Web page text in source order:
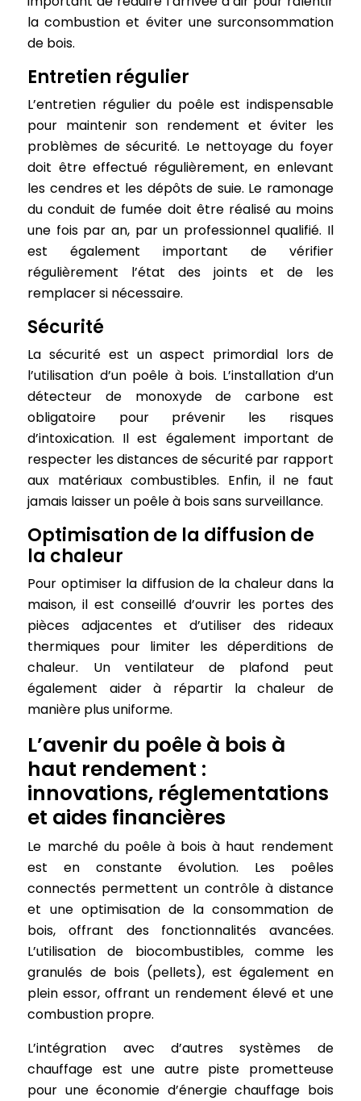
la combustion et éviter une surconsommation
de bois.
Entretien régulier
L’entretien régulier du poêle est indispensable
pour maintenir son rendement et éviter les
problèmes de sécurité. Le nettoyage du foyer
doit être effectué régulièrement, en enlevant
les cendres et les dépôts de suie. Le ramonage
du conduit de fumée doit être réalisé au moins
une fois par an, par un professionnel qualifié. Il
est également important de vérifier
régulièrement l’état des joints et de les
remplacer si nécessaire.
Sécurité
La sécurité est un aspect primordial lors de
l’utilisation d’un poêle à bois. L’installation d’un
détecteur de monoxyde de carbone est
obligatoire pour prévenir les risques
d’intoxication. Il est également important de
respecter les distances de sécurité par rapport
aux matériaux combustibles. Enfin, il ne faut
jamais laisser un poêle à bois sans surveillance.
Optimisation de la diffusion de
la chaleur
Pour optimiser la diffusion de la chaleur dans la
maison, il est conseillé d’ouvrir les portes des
pièces adjacentes et d’utiliser des rideaux
thermiques pour limiter les déperditions de
chaleur. Un ventilateur de plafond peut
également aider à répartir la chaleur de
manière plus uniforme.
L’avenir du poêle à bois à
haut rendement :
innovations, réglementations
et aides financières
Le marché du poêle à bois à haut rendement
est en constante évolution. Les poêles
connectés permettent un contrôle à distance
et une optimisation de la consommation de
bois, offrant des fonctionnalités avancées.
L’utilisation de biocombustibles, comme les
granulés de bois (pellets), est également en
plein essor, offrant un rendement élevé et une
combustion propre.
L’intégration avec d’autres systèmes de
chauffage est une autre piste prometteuse
pour une économie d’énergie chauffage bois